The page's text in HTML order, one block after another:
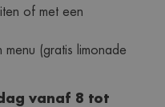
of met een
(gratis limonade
vanaf 8 tot